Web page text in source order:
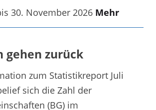
30. November 2026 Mehr
gehen zurück
zum Statistikreport Juli
sich die Zahl der
(BG) im